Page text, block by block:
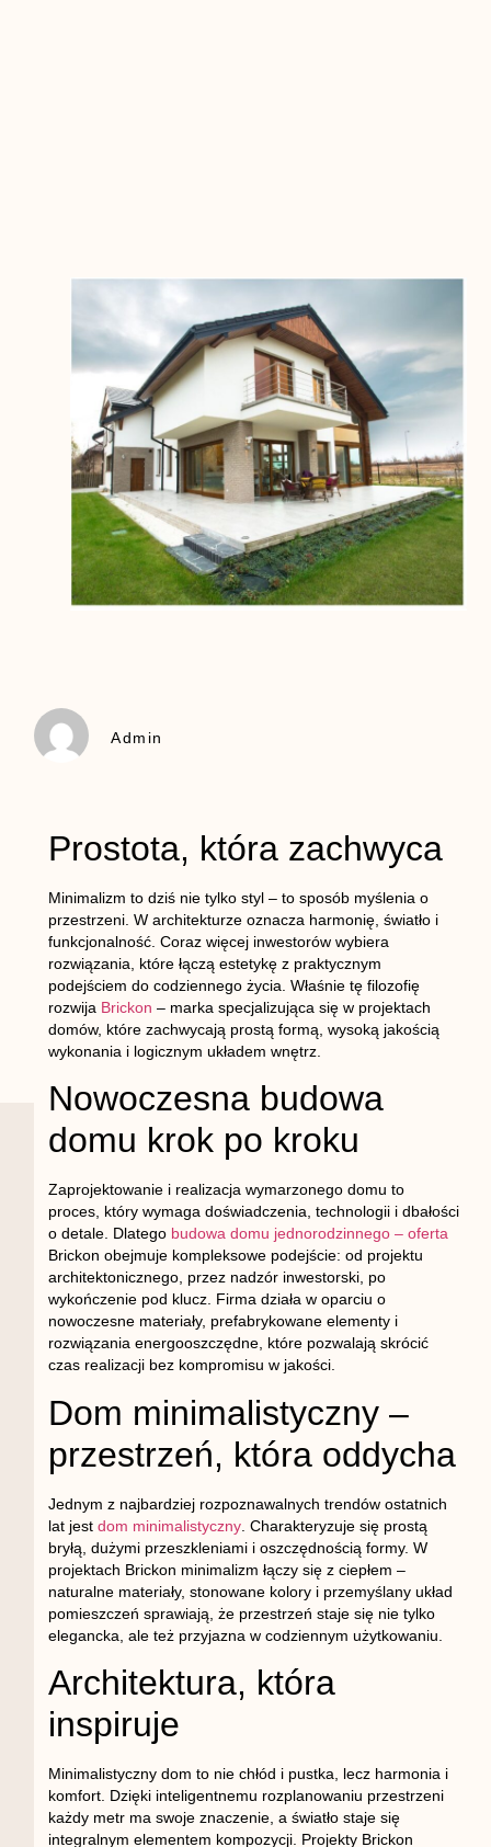
Admin
Prostota, która zachwyca
Minimalizm to dziś nie tylko styl – to sposób myślenia o
przestrzeni. W architekturze oznacza harmonię, światło i
funkcjonalność. Coraz więcej inwestorów wybiera
rozwiązania, które łączą estetykę z praktycznym
podejściem do codziennego życia. Właśnie tę filozofię
rozwija Brickon – marka specjalizująca się w projektach
domów, które zachwycają prostą formą, wysoką jakością
wykonania i logicznym układem wnętrz.
Nowoczesna budowa
domu krok po kroku
Zaprojektowanie i realizacja wymarzonego domu to
proces, który wymaga doświadczenia, technologii i dbałości
o detale. Dlatego budowa domu jednorodzinnego – oferta
Brickon obejmuje kompleksowe podejście: od projektu
architektonicznego, przez nadzór inwestorski, po
wykończenie pod klucz. Firma działa w oparciu o
nowoczesne materiały, prefabrykowane elementy i
rozwiązania energooszczędne, które pozwalają skrócić
czas realizacji bez kompromisu w jakości.
Dom minimalistyczny –
przestrzeń, która oddycha
Jednym z najbardziej rozpoznawalnych trendów ostatnich
lat jest dom minimalistyczny. Charakteryzuje się prostą
bryłą, dużymi przeszkleniami i oszczędnością formy. W
projektach Brickon minimalizm łączy się z ciepłem –
naturalne materiały, stonowane kolory i przemyślany układ
pomieszczeń sprawiają, że przestrzeń staje się nie tylko
elegancka, ale też przyjazna w codziennym użytkowaniu.
Architektura, która
inspiruje
Minimalistyczny dom to nie chłód i pustka, lecz harmonia i
komfort. Dzięki inteligentnemu rozplanowaniu przestrzeni
każdy metr ma swoje znaczenie, a światło staje się
integralnym elementem kompozycji. Projekty Brickon